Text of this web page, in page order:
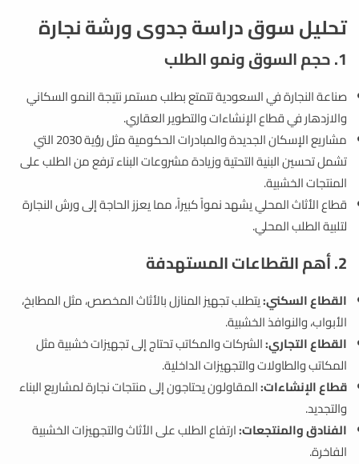
تحليل سوق دراسة جدوى ورشة نجارة
1. حجم السوق ونمو الطلب
صناعة النجارة في السعودية تتمتع بطلب مستمر نتيجة النمو السكاني
والازدهار في قطاع الإنشاءات والتطوير العقاري.
مشاريع الإسكان الجديدة والمبادرات الحكومية مثل رؤية 2030 التي
تشمل تحسين البنية التحتية وزيادة مشروعات البناء ترفع من الطلب على
المنتجات الخشبية.
قطاع الأثاث المحلي يشهد نمواً كبيراً، مما يعزز الحاجة إلى ورش النجارة
لتلبية الطلب المحلي.
2. أهم القطاعات المستهدفة
القطاع السكني:يتطلب تجهيز المنازل بالأثاث المخصص، مثل المطابخ،
الأبواب، والنوافذ الخشبية.
القطاع التجاري:الشركات والمكاتب تحتاج إلى تجهيزات خشبية مثل
المكاتب والطاولات والتجهيزات الداخلية.
قطاع الإنشاءات:المقاولون يحتاجون إلى منتجات نجارة لمشاريع البناء
والتجديد.
الفنادق والمنتجعات:ارتفاع الطلب على الأثاث والتجهيزات الخشبية
الفاخرة.